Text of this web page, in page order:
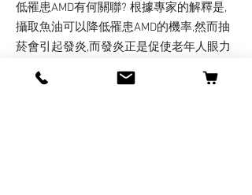
低罹患AMD有何關聯? 根據專家的解釋是,
攝取魚油可以降低罹患AMD的機率,然而抽
菸會引起發炎,而發炎正是促使老年人眼力
魚油而不戒菸的話,那麼減少罹患AMD的功